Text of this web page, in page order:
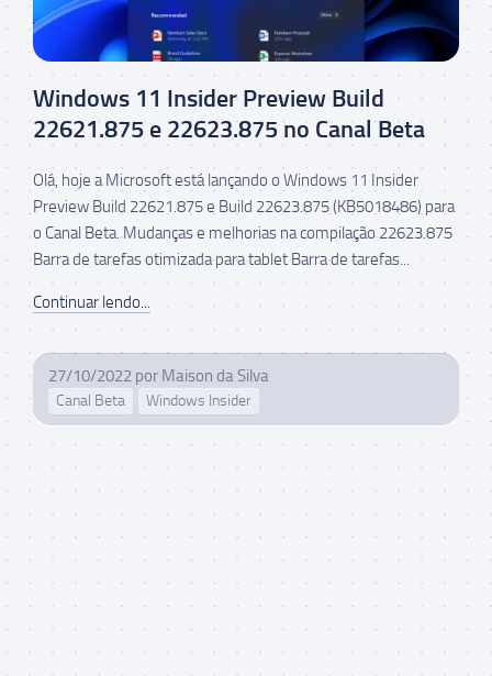
Windows 11 Insider Preview Build
22621.875 e 22623.875 no Canal Beta
Olá, hoje a Microsoft está lançando o Windows 11 Insider
Preview Build 22621.875 e Build 22623.875 (KB5018486) para
o Canal Beta. Mudanças e melhorias na compilação 22623.875
Barra de tarefas otimizada para tablet Barra de tarefas...
Continuar lendo...
27/10/2022 por Maison da Silva
Canal Beta Windows Insider